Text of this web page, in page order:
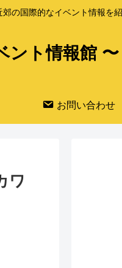
の国際的なイベント情報を紹
ント情報館 〜
お問い合わせ
ワ